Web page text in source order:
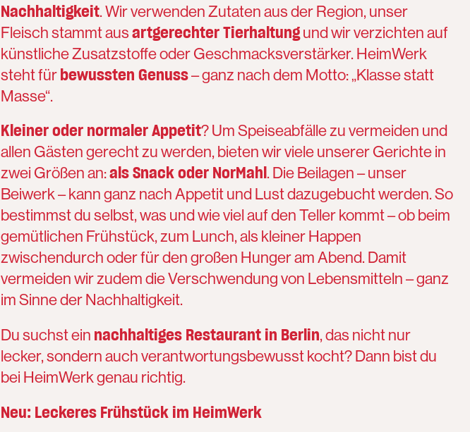
Nachhaltigkeit. Wir verwenden Zutaten aus der Region, unser
Fleisch stammt ausartgerechter Tierhaltungund wir verzichten auf
künstliche Zusatzstoffe oder Geschmacksverstärker. HeimWerk
steht fürbewussten Genuss– ganz nach dem Motto: „Klasse statt
Masse“.
Kleiner oder normaler Appetit? Um Speiseabfälle zu vermeiden und
allen Gästen gerecht zu werden, bieten wir viele unserer Gerichte in
zwei Größen an:als Snack oder NorMahl. Die Beilagen – unser
Beiwerk – kann ganz nach Appetit und Lust dazugebucht werden. So
bestimmst du selbst, was und wie viel auf den Teller kommt – ob beim
gemütlichen Frühstück, zum Lunch, als kleiner Happen
zwischendurch oder für den großen Hunger am Abend. Damit
vermeiden wir zudem die Verschwendung von Lebensmitteln – ganz
im Sinne der Nachhaltigkeit.
Du suchst ein nachhaltiges Restaurant in Berlin, das nicht nur
lecker, sondern auch verantwortungsbewusst kocht? Dann bist du
bei HeimWerk genau richtig.
Neu: Leckeres Frühstück im HeimWerk